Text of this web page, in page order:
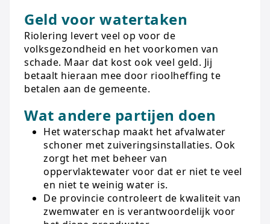
Geld voor watertaken
Riolering levert veel op voor de
volksgezondheid en het voorkomen van
schade. Maar dat kost ook veel geld. Jij
betaalt hieraan mee door rioolheffing te
betalen aan de gemeente.
Wat andere partijen doen
Het waterschap maakt het afvalwater
schoner met zuiveringsinstallaties. Ook
zorgt het met beheer van
oppervlaktewater voor dat er niet te veel
en niet te weinig water is.
De provincie controleert de kwaliteit van
zwemwater en is verantwoordelijk voor